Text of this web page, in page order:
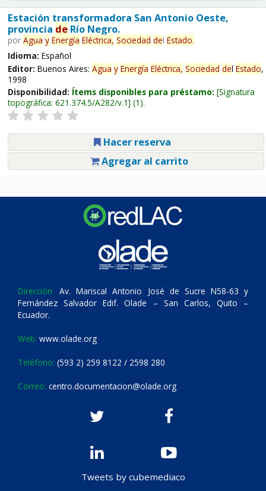
Estación transformadora San Antonio Oeste,
provincia deRío Negro.
por Agua y Energía Eléctrica, Sociedad del Estado.
Idioma: Español
Editor: Buenos Aires: Agua y Energía Eléctrica, Sociedad del Estado,
1998
Disponibilidad: Ítems disponibles para préstamo: Signatura
topográfica: 621.374.5/A282/v.1 (1).
Hacer reserva
Agregar al carrito
Dirección: Av. Mariscal Antonio José de Sucre N58-63 y
Fernández Salvador Edif. Olade – San Carlos, Quito –
Ecuador.
Web: www.olade.org
Teléfono: (593 2) 259 8122 / 2598 280
Correo: centro.documentacion@olade.org
Tweets by cubemediaco